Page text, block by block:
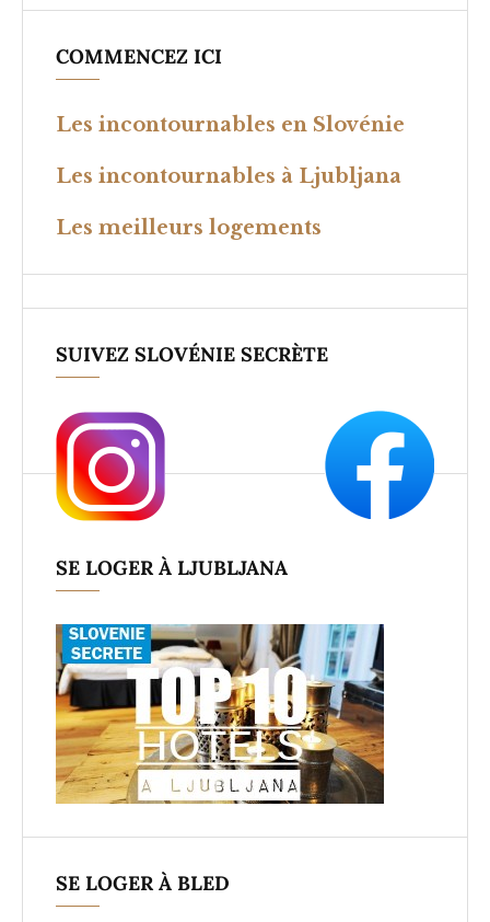
COMMENCEZ ICI
Les incontournables en Slovénie
Les incontournables à Ljubljana
Les meilleurs logements
SUIVEZ SLOVÉNIE SECRÈTE
SE LOGER À LJUBLJANA
SE LOGER À BLED